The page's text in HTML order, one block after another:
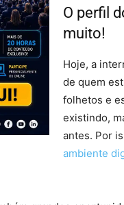
O perfil
muito!
Hoje, a
de quem
folhetos e
existindo,
antes. Por
ambiente